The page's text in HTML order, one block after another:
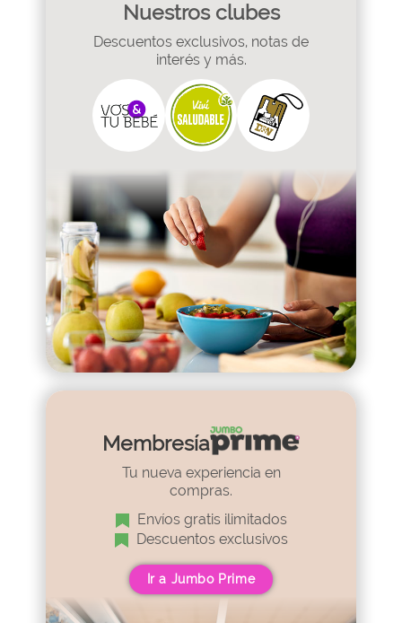
Nuestros clubes
Descuentos exclusivos, notas de
interés y más.
Membresía
Tu nueva experiencia en
compras.
Envíos gratis ilimitados
Descuentos exclusivos
Ir a Jumbo Prime